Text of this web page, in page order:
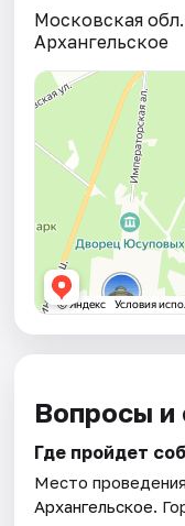
Московская
Архангельское
Вопросы и
Где пройдет
Место
Архангельское.